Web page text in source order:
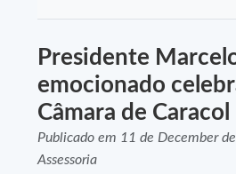
Presidente
emocionado
Câmara de Caracol
Publicado em 11 de December
Assessoria